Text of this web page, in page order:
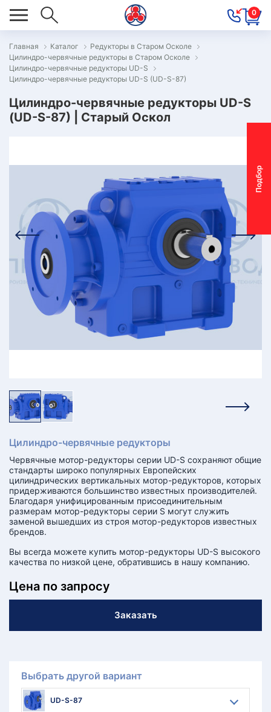
0
П
о
д
б
о
р
м
о
т
о
р
-
р
е
д
у
к
т
о
р
Главная Каталог
Редукторы в Старом Осколе
Цилиндро-червячные редукторы в Старом Осколе
Цилиндро-червячные редукторы UD-S
Цилиндро-червячные редукторы UD-S (UD-S-87)
Цилиндро-червячные редукторы UD-S
(UD-S-87) | Старый Оскол
Цилиндро-червячные редукторы
Червячные мотор-редукторы серии UD-S сохраняют общие
стандарты широко популярных Европейских
цилиндрических вертикальных мотор-редукторов, которых
придерживаются большинство известных производителей.
Благодаря унифицированным присоединительным
размерам мотор-редукторы серии S могут служить
заменой вышедших из строя мотор-редукторов известных
брендов.
Вы всегда можете купить мотор-редукторы UD-S высокого
качества по низкой цене, обратившись в нашу компанию.
Цена по запросу
Заказать
Выбрать другой вариант
UD-S-87